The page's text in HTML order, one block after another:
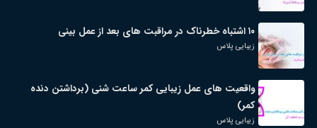
۱۰ اشتباه خطرناک در مراقبت های بعد از عمل بینی
زیبایی پلاس
واقعیت های عمل زیبایی کمر ساعت شنی (برداشتن دنده
کمر)
زیبایی پلاس